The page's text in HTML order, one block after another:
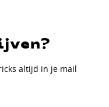
altijd in je mail